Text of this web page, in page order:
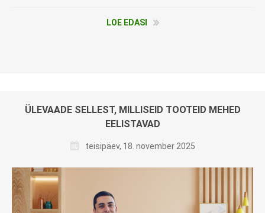
LOE EDASI
ÜLEVAADE SELLEST, MILLISEID TOOTEID MEHED
EELISTAVAD
teisipäev, 18. november 2025